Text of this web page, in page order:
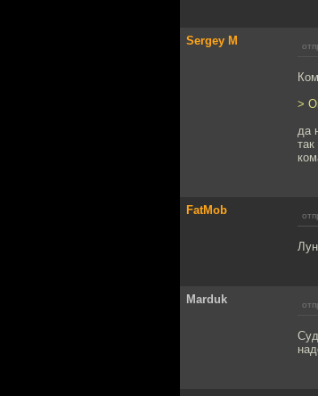
Sergey M
>
да
FatMob
Marduk